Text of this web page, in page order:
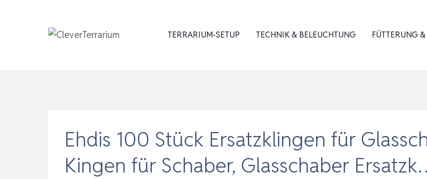
TERRARIUM-SETUP TECHNIK & BELEUCHTUNG FÜTTERUNG &
Ehdis 100 Stück Ersatzklingen für
Kingen für Schaber, Glasschaber